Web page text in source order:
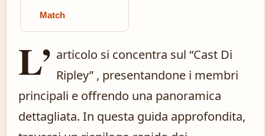
Match
L’ articolo si concentra sul “Cast Di
Ripley” , presentandone i membri
principali e offrendo una panoramica
dettagliata. In questa guida approfondita,